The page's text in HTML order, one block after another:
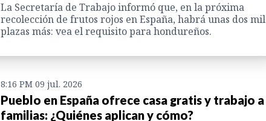
La Secretaría de Trabajo informó que, en la próxima
recolección de frutos rojos en España, habrá unas dos mil
plazas más: vea el requisito para hondureños.
8:16 PM 09 jul. 2026
Pueblo en España ofrece casa gratis y trabajo a
familias: ¿Quiénes aplican y cómo?